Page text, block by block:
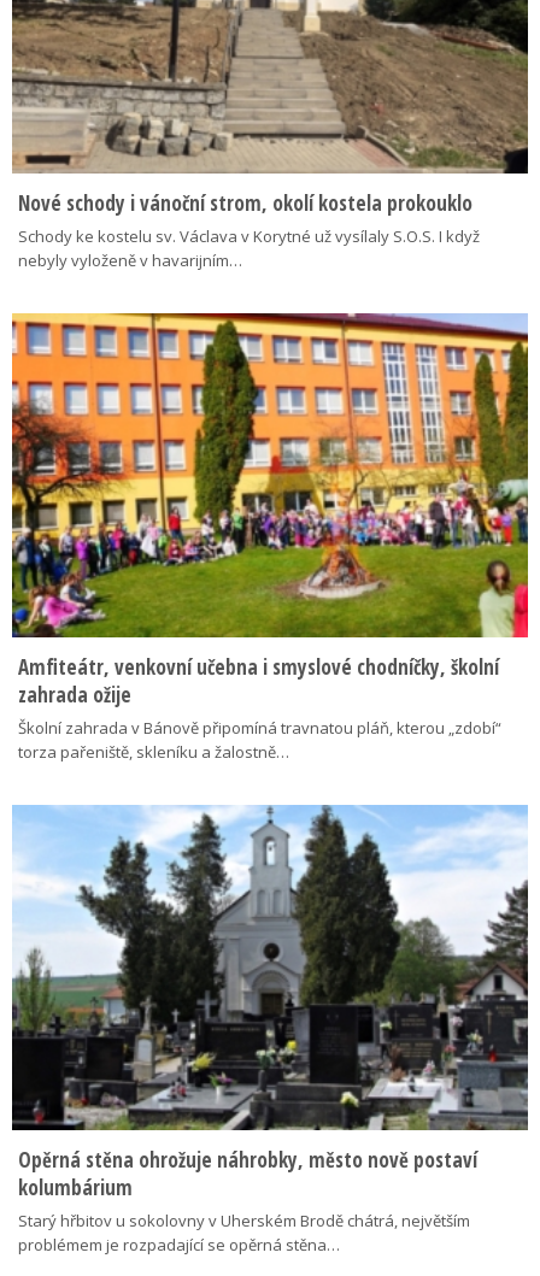
Nové schody i vánoční strom, okolí kostela prokouklo
Schody ke kostelu sv. Václava v Korytné už vysílaly S.O.S. I když
nebyly vyloženě v havarijním…
Amfiteátr, venkovní učebna i smyslové chodníčky, školní
zahrada ožije
Školní zahrada v Bánově připomíná travnatou pláň, kterou „zdobí“
torza pařeniště, skleníku a žalostně…
Opěrná stěna ohrožuje náhrobky, město nově postaví
kolumbárium
Starý hřbitov u sokolovny v Uherském Brodě chátrá, největším
problémem je rozpadající se opěrná stěna…